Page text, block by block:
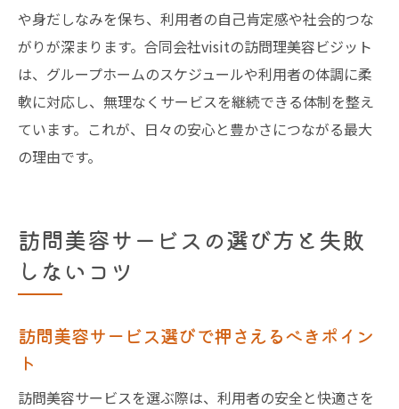
や身だしなみを保ち、利用者の自己肯定感や社会的つな
がりが深まります。合同会社visitの訪問理美容ビジット
は、グループホームのスケジュールや利用者の体調に柔
軟に対応し、無理なくサービスを継続できる体制を整え
ています。これが、日々の安心と豊かさにつながる最大
の理由です。
訪問美容サービスの選び方と失敗
しないコツ
訪問美容サービス選びで押さえるべきポイン
ト
訪問美容サービスを選ぶ際は、利用者の安全と快適さを